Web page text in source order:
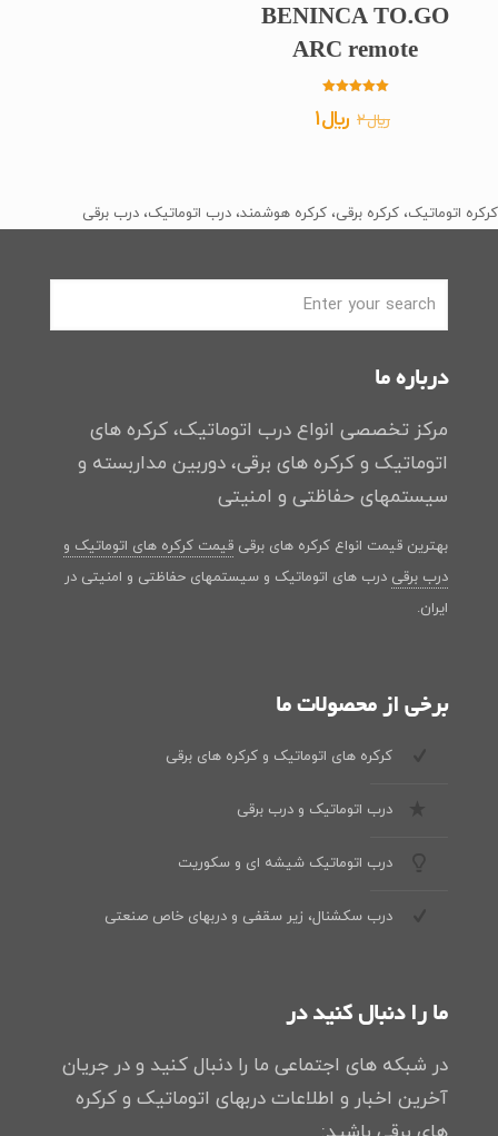
BENINCA TO.GO
ARC remote
5.00
از 5 ﷼2 قیمت
بود.
﷼1
است.
کرکره اتوماتیک، کرکره برقی، کرکره هوشمند، درب اتوماتیک، درب برقی
درباره ما
مرکز تخصصی انواع درب اتوماتیک، کرکره های
اتوماتیک و کرکره های برقی، دوربین مداربسته و
سیستمهای حفاظتی و امنیتی
بهترین قیمت انواع کرکره های برقی قیمت کرکره های اتوماتیک و
درب برقی درب های اتوماتیک و سیستمهای حفاظتی و امنیتی در
ایران.
برخی از محصولات ما
کرکره های اتوماتیک و کرکره های برقی
درب اتوماتیک و درب برقی
درب اتوماتیک شیشه ای و سکوریت
درب سکشنال، زیر سقفی و دربهای خاص صنعتی
ما را دنبال کنید در
در شبکه های اجتماعی ما را دنبال کنید و در جریان
آخرین اخبار و اطلاعات دربهای اتوماتیک و کرکره